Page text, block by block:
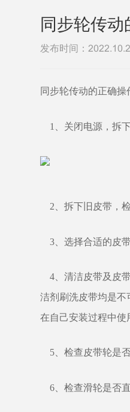
当前位置： 首页
同步轮传
发布时间：
同步轮传动的正确操
1、关闭电源，拆
2、拆下旧皮带，
3、选择合适的皮带
4、清洁皮带及皮
洁剂刷洗皮带均是
在自己安装过程中使
5、检查皮带轮是
6、检查滑轮是否